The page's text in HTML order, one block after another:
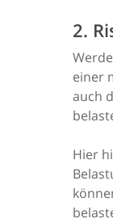
2.
einer
auch
Hier